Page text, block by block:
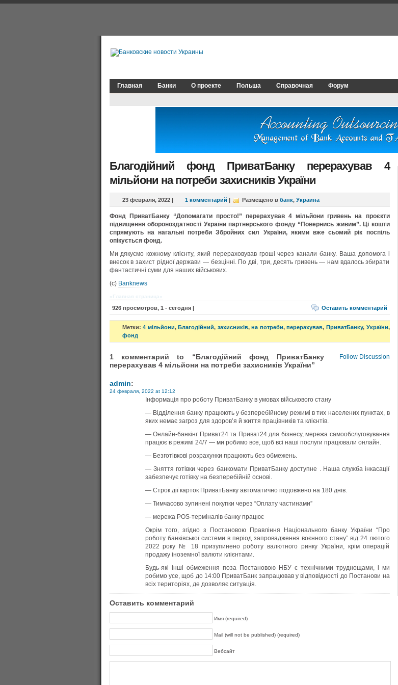
Главная Банки О проекте Польша Справочная Форум
Благодійний фонд ПриватБанку перерахував 4
мільйони на потреби захисників України
23 февраля, 2022| 1 комментарий | Размещено в банк, Украина
Фонд ПриватБанку “Допомагати просто!” перерахував 4 мільйони гривень на проєкти
підвищення обороноздатності України партнерського фонду “Повернись живим”. Ці кошти
спрямують на нагальні потреби Збройних сил України, якими вже сьомий рік поспіль
опікується фонд.
Ми дякуємо кожному клієнту, який перераховував гроші через канали банку. Ваша допомога і
внесок в захист рідної держави — безцінні. По дві, три, десять гривень — нам вдалось збирати
фантастичні суми для наших військових.
(c) Banknews
»Главная страница«
Оставить комментарий
926 просмотров, 1 - сегодня |
Метки:4 мільйони,Благодійний, захисників,на потреби,перерахував, ПриватБанку, України,
фонд
Follow Discussion
1 комментарий to “Благодійний фонд ПриватБанку
перерахував 4 мільйони на потреби захисників України”
admin:
24 февраля, 2022 at 12:12
Інформація про роботу ПриватБанку в умовах військового стану
— Відділення банку працюють у безперебійному режимі в тих населених пунктах, в
яких немає загроз для здоров’я й життя працівників та клієнтів.
— Онлайн-банкінг Приват24 та Приват24 для бізнесу, мережа самообслуговування
працює в режимі 24/7 — ми робимо все, щоб всі наші послуги працювали онлайн.
— Безготівкові розрахунки працюють без обмежень.
— Зняття готівки через банкомати ПриватБанку доступне . Наша служба інкасації
забезпечує готівку на безперебійній основі.
— Строк дії карток ПриватБанку автоматично подовжено на 180 днів.
— Тимчасово зупинені покупки через “Оплату частинами”
— мережа POS-терміналів банку працює
Окрім того, згідно з Постановою Правління Національного банку України “Про
роботу банківської системи в період запровадження воєнного стану” від 24 лютого
2022 року № 18 призупинено роботу валютного ринку України, крім операцій
продажу іноземної валюти клієнтами.
Будь-які інші обмеження поза Постановою НБУ є технічними труднощами, і ми
робимо усе, щоб до 14:00 ПриватБанк запрацював у відповідності до Постанови на
всіх територіях, де дозволяє ситуація.
Оставить комментарий
Имя (required)
Mail (will not be published) (required)
Вебсайт